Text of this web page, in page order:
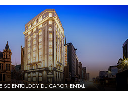
SCIENTOLOGY DU CAP-ORIENTAL